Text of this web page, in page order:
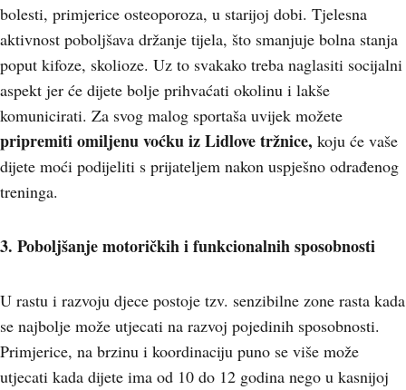
bolesti, primjerice osteoporoza, u starijoj dobi. Tjelesna
aktivnost poboljšava držanje tijela, što smanjuje bolna stanja
poput kifoze, skolioze. Uz to svakako treba naglasiti socijalni
aspekt jer će dijete bolje prihvaćati okolinu i lakše
komunicirati. Za svog malog sportaša uvijek možete
pripremiti omiljenuvoćku iz Lidlove tržnice, koju će vaše
dijete moći podijeliti s prijateljem nakon uspješno odrađenog
treninga.
3. Poboljšanje motoričkih i funkcionalnih sposobnosti
U rastu i razvoju djece postoje tzv. senzibilne zone rasta kada
se najbolje može utjecati na razvoj pojedinih sposobnosti.
Primjerice, na brzinu i koordinaciju puno se više može
utjecati kada dijete ima od 10 do 12 godina nego u kasnijoj